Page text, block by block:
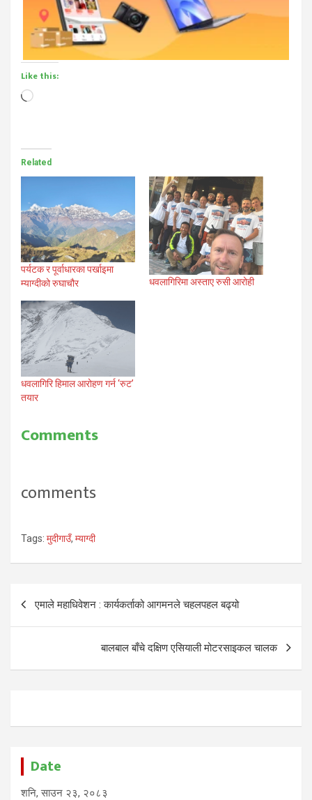
Like this:
Loading…
Related
पर्यटक र पूर्वाधारका पर्खाइमा
म्याग्दीको रुघाचौर
धवलागिरिमा अस्ताए रुसी आरोही
धवलागिरि हिमाल आरोहण गर्न ‘रुट’
तयार
Comments
comments
Tags: मुदीगाउँ, म्याग्दी
Post
navigation
एमाले महाधिवेशन : कार्यकर्ताको आगमनले चहलपहल बढ्यो
बालबाल बाँचे दक्षिण एसियाली मोटरसाइकल चालक
Date
शनि, साउन २३, २०८३